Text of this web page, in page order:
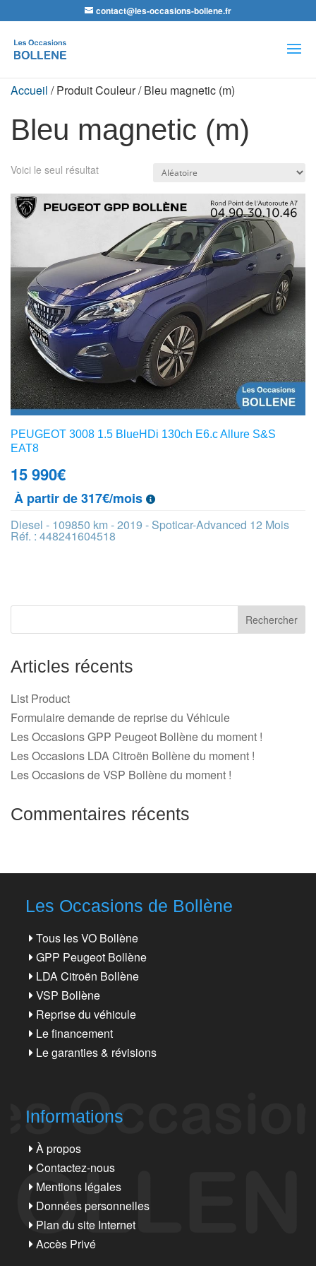
contact@les-occasions-bollene.fr
de
produits
Accueil / Produit Couleur / Bleu magnetic (m)
Bleu magnetic (m)
Voici le seul résultat
PEUGEOT 3008 1.5 BlueHDi 130ch E6.c Allure S&S
EAT8
15 990€
À partir de 317€/mois
Diesel - 109850 km - 2019 - Spoticar-Advanced 12 Mois
Réf. : 448241604518
Articles récents
List Product
Formulaire demande de reprise du Véhicule
Les Occasions GPP Peugeot Bollène du moment !
Les Occasions LDA Citroën Bollène du moment !
Les Occasions de VSP Bollène du moment !
Commentaires récents
Les Occasions de Bollène
Tous les VO Bollène
GPP Peugeot Bollène
LDA Citroën Bollène
VSP Bollène
Reprise du véhicule
Le financement
Le garanties & révisions
Informations
À propos
Contactez-nous
Mentions légales
Données personnelles
Plan du site Internet
Accès Privé